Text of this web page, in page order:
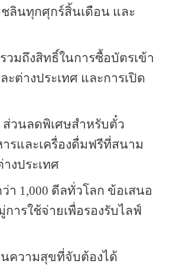
ลินทุกศุกร์สิ้นเดือน และ
วมถึงสิทธิ์ในการซื้อบัตรเข้า
ต่างประเทศ และการเปิด
วนลดพิเศษสำหรับตั๋ว
รและเครื่องดื่มฟรีที่สนาม
งประเทศ
า 1,000 ดีลทั่วโลก ข้อเสนอ
รใช้จ่ายเพื่อรองรับไลฟ์
ความสุขที่จับต้องได้